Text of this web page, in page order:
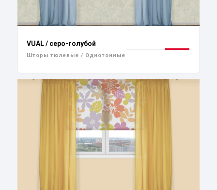
VUAL / серо-голубой
Шторы тюлевые / Однотонные